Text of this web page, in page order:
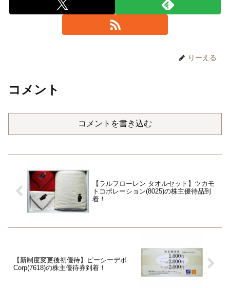
りーえる
コメント
コメントを書き込む
【ラルフローレン タオルセット】ツカモ
トコポレーション(8025)の株主優待品到
着！
【新制度変更後初優待】ピーシーデポ
Corp(7618)の株主優待券到着！